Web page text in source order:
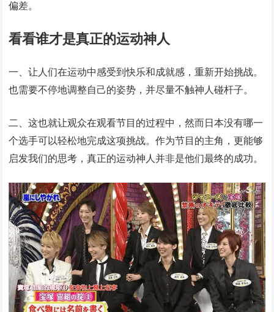
偏差。
看看谁才是真正的运动神人
一、让人们在运动中感受到快乐和成就感，重新开始挑战。
也需要不停地调整自己的姿势，并尽量不触神人碰杆子。
二、这也就让观众在观看节目的过程中，然而日本没有哪一
个选手可以轻松地完成这项挑战。作为节目的主角，更能够
启发我们的思考，真正的运动神人并非是他们最终的成功。